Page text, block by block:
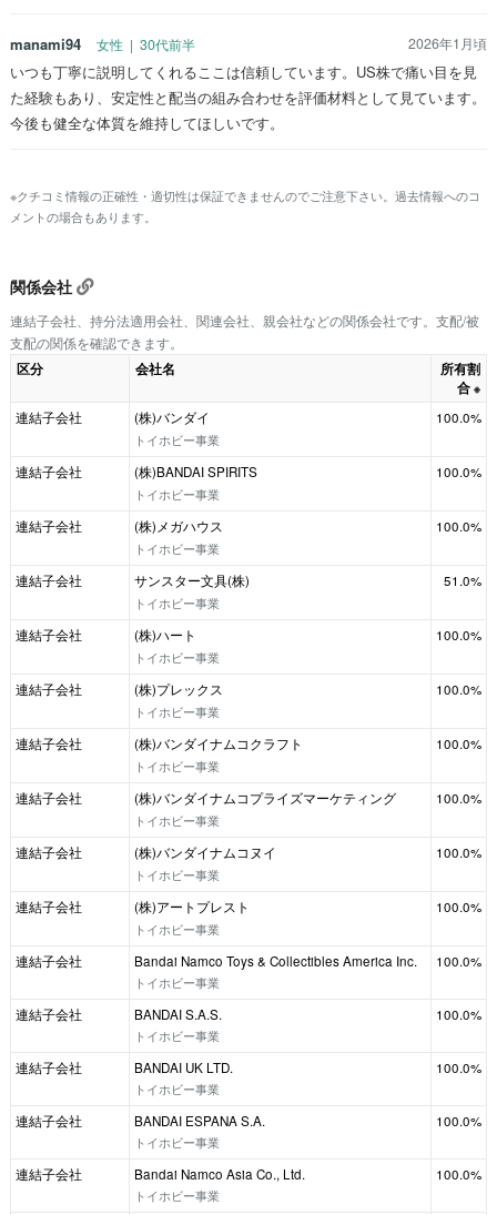
manami94 女性 | 30代前半 2026年1月頃
いつも丁寧に説明してくれるここは信頼しています。US株で痛い目を見
た経験もあり、安定性と配当の組み合わせを評価材料として見ています。
今後も健全な体質を維持してほしいです。
※クチコミ情報の正確性・適切性は保証できませんのでご注意下さい。過去情報へのコ
メントの場合もあります。
関係会社
連結子会社、持分法適用会社、関連会社、親会社などの関係会社です。支配/被
支配の関係を確認できます。
区分 会社名
所有割
合 ※
連結子会社
(株)バンダイ
トイホビー事業
100.0%
連結子会社
(株)BANDAI SPIRITS
トイホビー事業
100.0%
連結子会社
(株)メガハウス
トイホビー事業
100.0%
連結子会社
サンスター文具(株)
トイホビー事業
51.0%
連結子会社
(株)ハート
トイホビー事業
100.0%
連結子会社
(株)プレックス
トイホビー事業
100.0%
連結子会社
(株)バンダイナムコクラフト
トイホビー事業
100.0%
連結子会社
(株)バンダイナムコプライズマーケティング
トイホビー事業
100.0%
連結子会社
(株)バンダイナムコヌイ
トイホビー事業
100.0%
連結子会社
(株)アートプレスト
トイホビー事業
100.0%
連結子会社
Bandai Namco Toys & Collectibles America Inc.
トイホビー事業
100.0%
連結子会社
BANDAI S.A.S.
トイホビー事業
100.0%
連結子会社
BANDAI UK LTD.
トイホビー事業
100.0%
連結子会社
BANDAI ESPANA S.A.
トイホビー事業
100.0%
連結子会社
Bandai Namco Asia Co., Ltd.
トイホビー事業
100.0%